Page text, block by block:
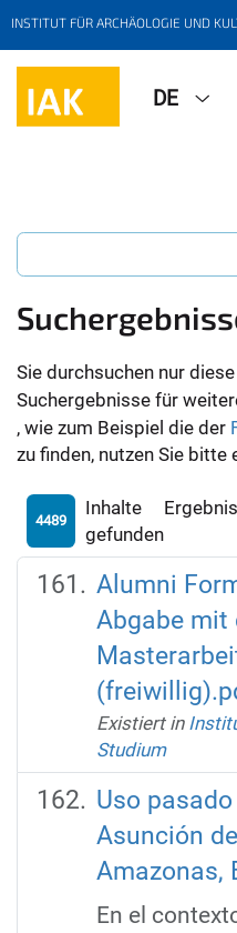
INSTITUT FÜR ARCHÄOLOGIE UND
DE
Sie durchsuchen nur
Suchergebnisse für
, wie zum Beispiel die der
zu finden, nutzen Sie bitte
4489
Inhalte
gefunden
Alumni
Abgabe mit
Existiert in
Studium
Uso
Asunción
Amazonas,
En el